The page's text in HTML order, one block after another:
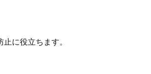
に役立ちます。